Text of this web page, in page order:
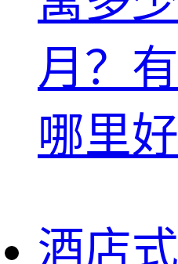
月？
哪里好
酒店